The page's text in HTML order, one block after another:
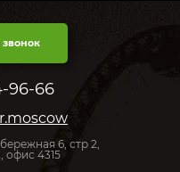
звонок
96-66
6, стр 2,
офис 4315